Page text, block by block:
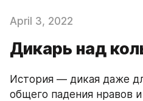
April 3, 2022
Дикарь над
История — дикая даже
общего падения нравов